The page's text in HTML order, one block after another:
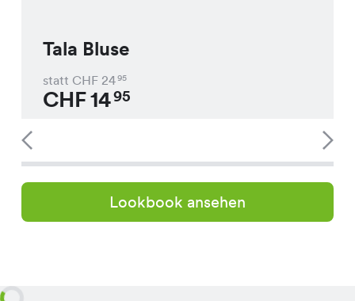
Tala Bluse
statt CHF 2495
CHF1495
Lookbook ansehen